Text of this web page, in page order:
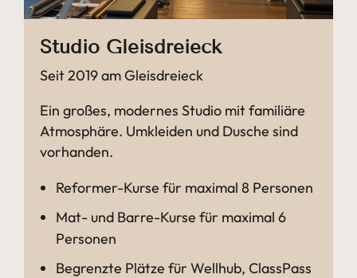
Studio Gleisdreieck
Seit 2019 am Gleisdreieck
Ein großes, modernes Studio mit familiäre
Atmosphäre. Umkleiden und Dusche sind
vorhanden.
Reformer-Kurse für maximal 8 Personen
Mat- und Barre-Kurse für maximal 6
Personen
Begrenzte Plätze für Wellhub, ClassPass